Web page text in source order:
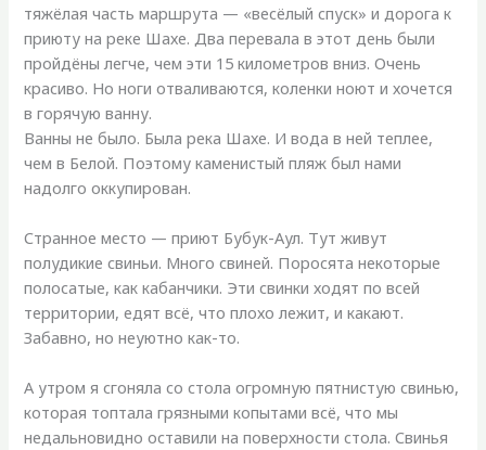
тяжёлая часть маршрута — «весёлый спуск» и дорога к
приюту на реке Шахе. Два перевала в этот день были
пройдёны легче, чем эти 15 километров вниз. Очень
красиво. Но ноги отваливаются, коленки ноют и хочется
в горячую ванну.
Ванны не было. Была река Шахе. И вода в ней теплее,
чем в Белой. Поэтому каменистый пляж был нами
надолго оккупирован.
Странное место — приют Бубук-Аул. Тут живут
полудикие свиньи. Много свиней. Поросята некоторые
полосатые, как кабанчики. Эти свинки ходят по всей
территории, едят всё, что плохо лежит, и какают.
Забавно, но неуютно как-то.
А утром я сгоняла со стола огромную пятнистую свинью,
которая топтала грязными копытами всё, что мы
недальновидно оставили на поверхности стола. Свинья